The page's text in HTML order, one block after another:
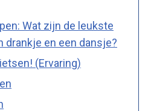
Wat zijn de leukste
drankje en een dansje?
(Ervaring)